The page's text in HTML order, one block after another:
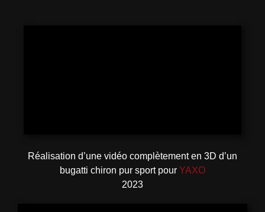
Réalisation d’une vidéo complètement en 3D d’un
bugatti chiron pur sport pour YAXO
2023